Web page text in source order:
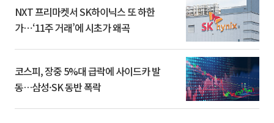
NXT 프리마켓서 SK하이닉스 또 하한
가⋯‘11주 거래’에 시초가 왜곡
코스피, 장중 5%대 급락에 사이드카 발
동…삼성·SK 동반 폭락